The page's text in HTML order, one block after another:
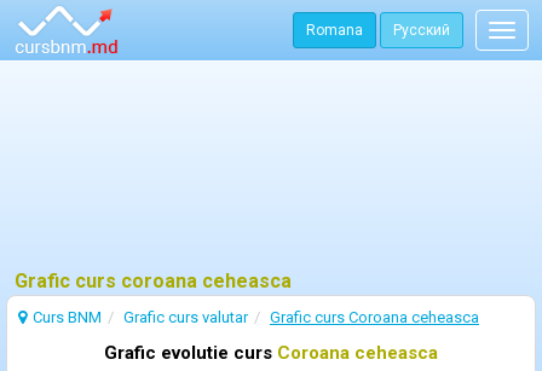
Romana Русский
Grafic curs coroana ceheasca
Curs BNM Grafic curs valutar Grafic curs Coroana ceheasca
Grafic evolutie curs Coroana ceheasca